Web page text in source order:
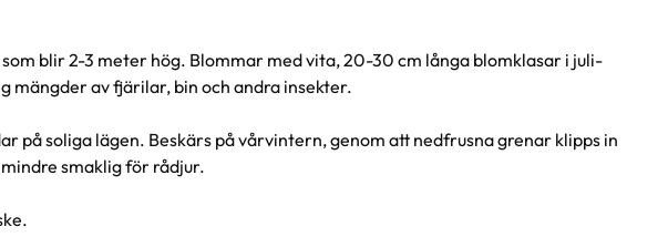
som blir 2-3 meter hög. Blommar med vita, 20-30 cm långa blomklasar i juli-
mängder av fjärilar, bin och andra insekter.
på soliga lägen. Beskärs på vårvintern, genom att nedfrusna grenar klipps in
smaklig för rådjur.